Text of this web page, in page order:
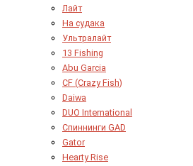
Лайт
На судака
Ультралайт
13 Fishing
Abu Garcia
CF (Crazy Fish)
Daiwa
DUO International
Спиннинги GAD
Gator
Hearty Rise